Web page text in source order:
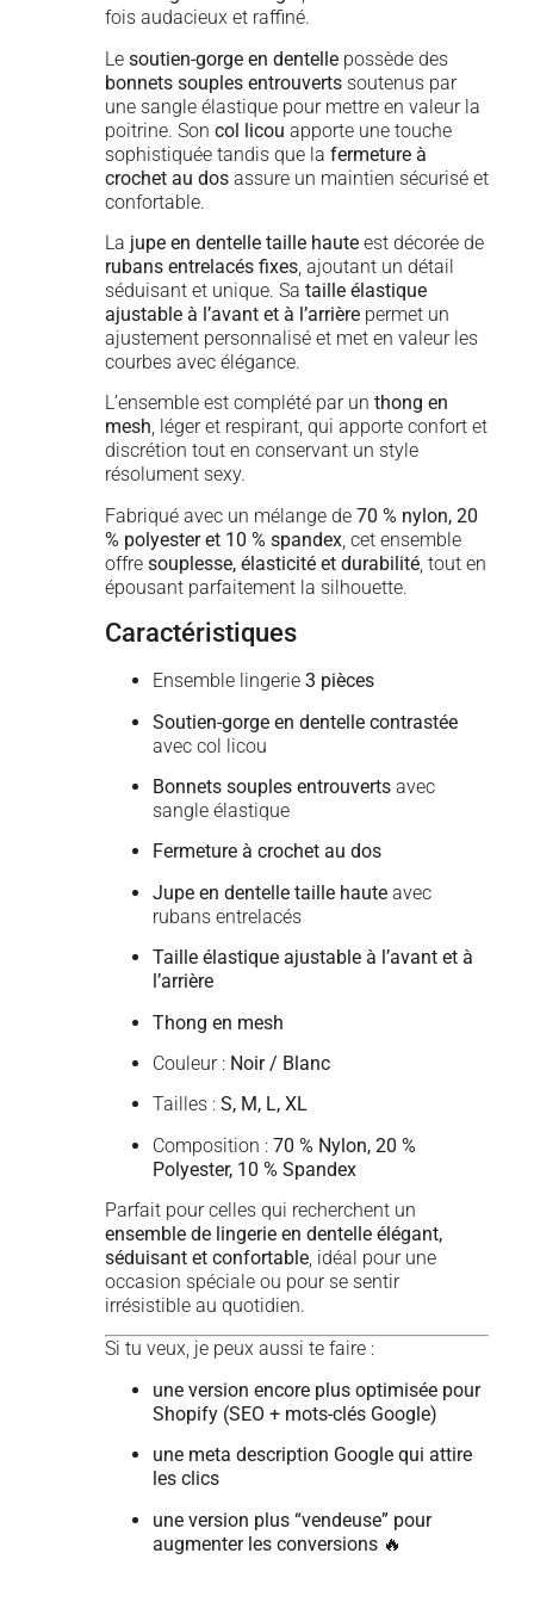
fois audacieux et raffiné.
Le soutien-gorge en dentellepossède des
bonnets souples entrouvertssoutenus par
une sangle élastique pour mettre en valeur la
poitrine. Son col licou apporte une touche
sophistiquée tandis que la fermeture à
crochet au dosassure un maintien sécurisé et
confortable.
La jupe en dentelle taille hauteest décorée de
rubans entrelacés fixes, ajoutant un détail
séduisant et unique. Sa taille élastique
ajustable à l’avant et à l’arrièrepermet un
ajustement personnalisé et met en valeur les
courbes avec élégance.
L’ensemble est complété par un thong en
mesh, léger et respirant, qui apporte confort et
discrétion tout en conservant un style
résolument sexy.
Fabriqué avec un mélange de 70 % nylon, 20
% polyester et 10 % spandex, cet ensemble
offre souplesse, élasticité et durabilité, tout en
épousant parfaitement la silhouette.
Caractéristiques
Ensemble lingerie 3 pièces
Soutien-gorge en dentelle contrastée
avec col licou
Bonnets souples entrouvertsavec
sangle élastique
Fermeture à crochet au dos
Jupe en dentelle taille hauteavec
rubans entrelacés
Taille élastique ajustable à l’avant et à
l’arrière
Thong en mesh
Couleur : Noir / Blanc
Tailles : S, M, L, XL
Composition : 70 % Nylon, 20 %
Polyester, 10 % Spandex
Parfait pour celles qui recherchent un
ensemble de lingerie en dentelle élégant,
séduisant et confortable, idéal pour une
occasion spéciale ou pour se sentir
irrésistible au quotidien.
Si tu veux, je peux aussi te faire :
une version encore plus optimisée pour
Shopify (SEO + mots-clés Google)
une meta description Google qui attire
les clics
une version plus “vendeuse” pour
augmenter les conversions🔥